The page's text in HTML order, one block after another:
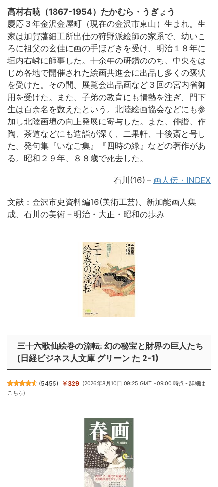
高村右暁（1867-1954）たかむら・うぎょう
慶応３年金沢金屋町（現在の金沢市東山）生まれ。生
家は加賀藩細工所出仕の狩野派絵師の家系で、幼いこ
ろに祖父の玄佳に画の手ほどきを受け、明治１８年に
垣内右嶙に師事した。十余年の研鑽ののち、中央をは
じめ各地で開催された絵画共進会に出品し多くの褒状
を受けた。その間、展覧会出品画など３回の宮内省御
用を受けた。また、子弟の教育にも情熱を注ぎ、門下
生は百余名を数えたという。北陸絵画協会などにも参
加し北陸画壇の向上発展に寄与した。また、俳諧、作
陶、茶道などにも造詣が深く、二果軒、十後斎と号し
た。発句集『いなご集』『四時の緑』などの著作があ
る。昭和２９年、８８歳で死去した。
石川(16)－ 画人伝・INDEX
文献：金沢市史資料編16(美術工芸)、新加能画人集
成、石川の美術－明治・大正・昭和の歩み
三十六歌仙絵巻の流転: 幻の秘宝と財界の巨人たち
(日経ビジネス人文庫 グリーン た 2-1)
(5455) ￥329 (2026年8月10日 09:25 GMT +09:00 時点 -詳細は
こちら)